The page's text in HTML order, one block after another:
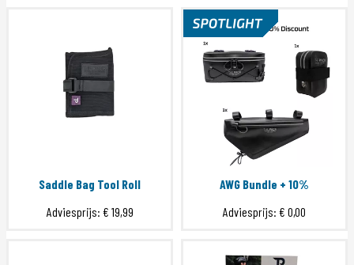
Saddle Bag Tool Roll
Adviesprijs: € 19,99
AWG Bundle + 10%
Adviesprijs: € 0,00